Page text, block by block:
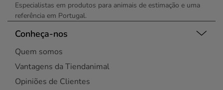
Especialistas em produtos para animais de estimação e uma
referência em Portugal.
Conheça-nos
Quem somos
Vantagens da Tiendanimal
Opiniões de Clientes